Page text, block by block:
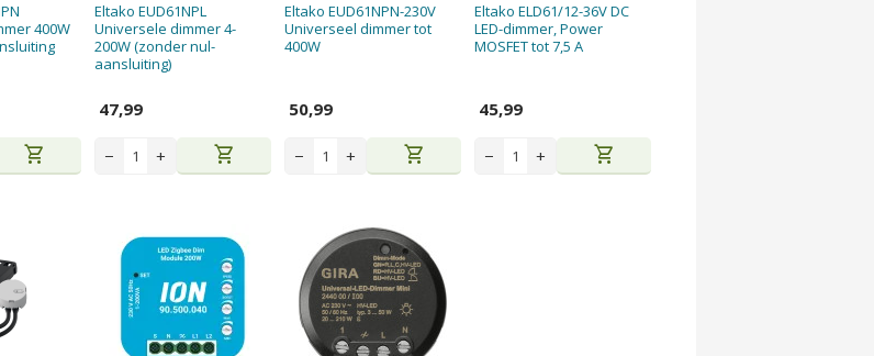
400W
shopping_cart
Eltako EUD61NPL
Universele dimmer 4-
200W (zonder nul-
aansluiting)
47,99
− + shopping_cart
Eltako EUD61NPN-230V
Universeel dimmer tot
400W
50,99
− + shopping_cart
Eltako ELD61/12-36V DC
LED-dimmer, Power
MOSFET tot 7,5 A
45,99
− + shopping_cart